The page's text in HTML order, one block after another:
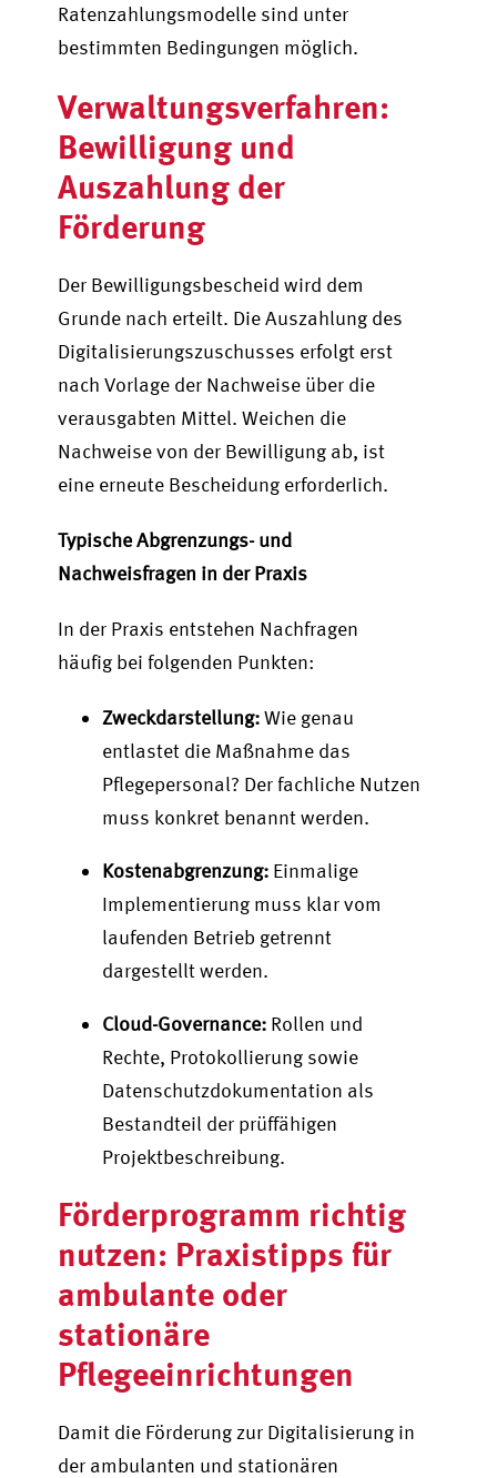
Ratenzahlungsmodelle sind unter
bestimmten Bedingungen möglich.
Verwaltungsverfahren:
Bewilligung und
Auszahlung der
Förderung
Der Bewilligungsbescheid wird dem
Grunde nach erteilt. Die Auszahlung des
Digitalisierungszuschusses erfolgt erst
nach Vorlage der Nachweise über die
verausgabten Mittel. Weichen die
Nachweise von der Bewilligung ab, ist
eine erneute Bescheidung erforderlich.
Typische Abgrenzungs- und
Nachweisfragen in der Praxis
In der Praxis entstehen Nachfragen
häufig bei folgenden Punkten:
Zweckdarstellung:Wie genau
entlastet die Maßnahme das
Pflegepersonal? Der fachliche Nutzen
muss konkret benannt werden.
Kostenabgrenzung: Einmalige
Implementierung muss klar vom
laufenden Betrieb getrennt
dargestellt werden.
Cloud-Governance: Rollen und
Rechte, Protokollierung sowie
Datenschutzdokumentation als
Bestandteil der prüffähigen
Projektbeschreibung.
Förderprogramm richtig
nutzen: Praxistipps für
ambulante oder
stationäre
Pflegeeinrichtungen
Damit die Förderung zur Digitalisierung in
der ambulanten und stationären